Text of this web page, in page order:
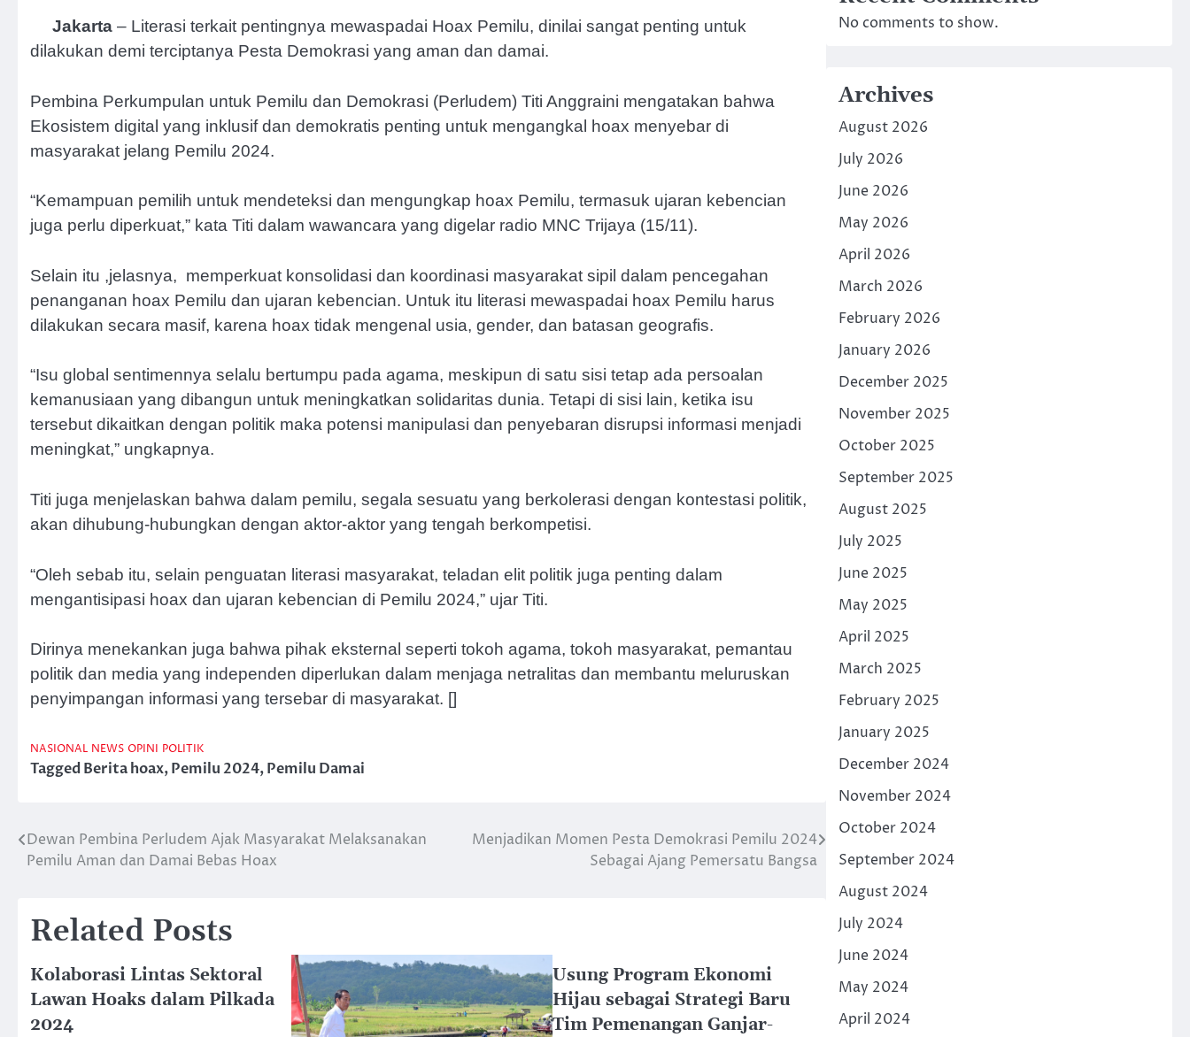
Jakarta – Literasi terkait pentingnya mewaspadai Hoax Pemilu, dinilai sangat penting untuk
dilakukan demi terciptanya Pesta Demokrasi yang aman dan damai.
Pembina Perkumpulan untuk Pemilu dan Demokrasi (Perludem) Titi Anggraini mengatakan bahwa
Ekosistem digital yang inklusif dan demokratis penting untuk mengangkal hoax menyebar di
masyarakat jelang Pemilu 2024.
“Kemampuan pemilih untuk mendeteksi dan mengungkap hoax Pemilu, termasuk ujaran kebencian
juga perlu diperkuat,” kata Titi dalam wawancara yang digelar radio MNC Trijaya (15/11).
Selain itu ,jelasnya, memperkuat konsolidasi dan koordinasi masyarakat sipil dalam pencegahan
penanganan hoax Pemilu dan ujaran kebencian. Untuk itu literasi mewaspadai hoax Pemilu harus
dilakukan secara masif, karena hoax tidak mengenal usia, gender, dan batasan geografis.
“Isu global sentimennya selalu bertumpu pada agama, meskipun di satu sisi tetap ada persoalan
kemanusiaan yang dibangun untuk meningkatkan solidaritas dunia. Tetapi di sisi lain, ketika isu
tersebut dikaitkan dengan politik maka potensi manipulasi dan penyebaran disrupsi informasi menjadi
meningkat,” ungkapnya.
Titi juga menjelaskan bahwa dalam pemilu, segala sesuatu yang berkolerasi dengan kontestasi politik,
akan dihubung-hubungkan dengan aktor-aktor yang tengah berkompetisi.
“Oleh sebab itu, selain penguatan literasi masyarakat, teladan elit politik juga penting dalam
mengantisipasi hoax dan ujaran kebencian di Pemilu 2024,” ujar Titi.
Dirinya menekankan juga bahwa pihak eksternal seperti tokoh agama, tokoh masyarakat, pemantau
politik dan media yang independen diperlukan dalam menjaga netralitas dan membantu meluruskan
penyimpangan informasi yang tersebar di masyarakat. []
NASIONAL NEWS OPINI POLITIK
TaggedBerita hoax,Pemilu 2024,Pemilu Damai
Post
Dewan Pembina Perludem Ajak Masyarakat Melaksanakan
Pemilu Aman dan Damai Bebas Hoax
Menjadikan Momen Pesta Demokrasi Pemilu 2024
Sebagai Ajang Pemersatu Bangsa
Related Posts
Kolaborasi Lintas Sektoral
Lawan Hoaks dalam Pilkada
2024
Usung Program Ekonomi
Hijau sebagai Strategi Baru
Tim Pemenangan Ganjar-
No comments to show.
Archives
August 2026
July 2026
June 2026
May 2026
April 2026
March 2026
February 2026
January 2026
December 2025
November 2025
October 2025
September 2025
August 2025
July 2025
June 2025
May 2025
April 2025
March 2025
February 2025
January 2025
December 2024
November 2024
October 2024
September 2024
August 2024
July 2024
June 2024
May 2024
April 2024